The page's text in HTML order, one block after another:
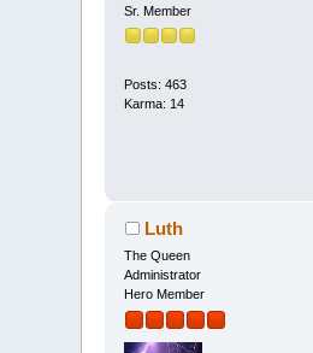
Sr. Member
Posts: 463
Karma: 14
Luth
The Queen
Administrator
Hero Member